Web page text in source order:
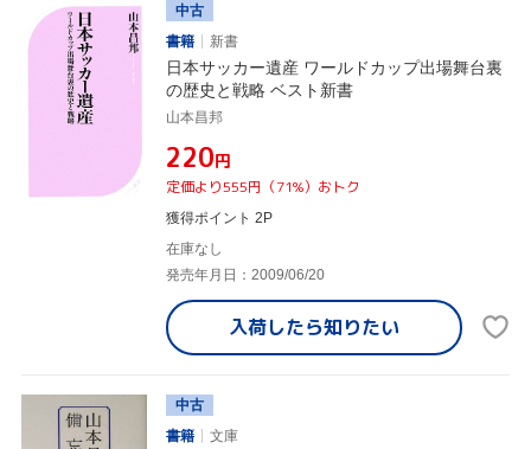
中古
書籍
新書
日本サッカー遺産 ワールドカップ出場舞台裏
の歴史と戦略 ベスト新書
山本昌邦
¥220円
定価より555円（71%）おトク
獲得ポイント 2P
在庫なし
発売年月日：2009/06/20
入荷したら知りたい
中古
書籍
文庫